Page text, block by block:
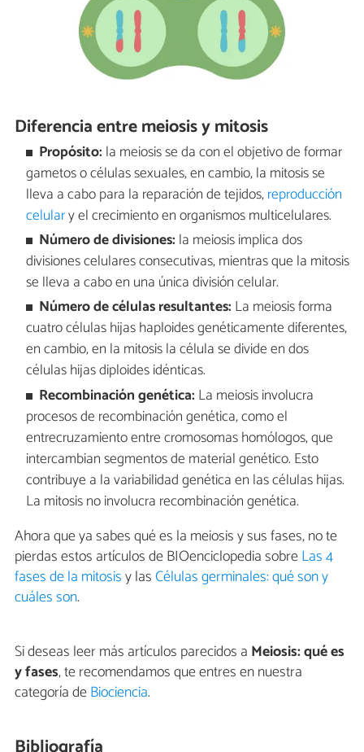
Diferencia entre meiosis y mitosis
Propósito: la meiosis se da con el objetivo de formar
gametos o células sexuales, en cambio, la mitosis se
lleva a cabo para la reparación de tejidos,reproducción
celulary el crecimiento en organismos multicelulares.
Número de divisiones: la meiosis implica dos
divisiones celulares consecutivas, mientras que la mitosis
se lleva a cabo en una única división celular.
Número de células resultantes: La meiosis forma
cuatro células hijas haploides genéticamente diferentes,
en cambio, en la mitosis la célula se divide en dos
células hijas diploides idénticas.
Recombinación genética: La meiosis involucra
procesos de recombinación genética, como el
entrecruzamiento entre cromosomas homólogos, que
intercambian segmentos de material genético. Esto
contribuye a la variabilidad genética en las células hijas.
La mitosis no involucra recombinación genética.
Ahora que ya sabes qué es la meiosis y sus fases, no te
pierdas estos artículos de BIOenciclopedia sobreLas 4
fases de la mitosisy lasCélulas germinales: qué son y
cuáles son.
Si deseas leer más artículos parecidos a Meiosis: qué es
y fases, te recomendamos que entres en nuestra
categoría deBiociencia.